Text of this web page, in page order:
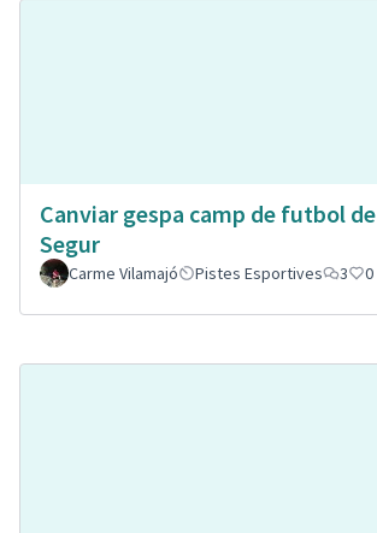
Canviar gespa camp de futbol de
Segur
Carme Vilamajó Pistes Esportives 3 0